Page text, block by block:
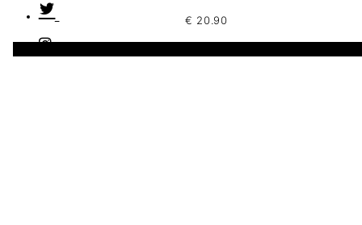
€ 20.90